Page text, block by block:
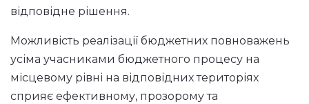
відповідне рішення.
Можливість реалізації бюджетних повноважень
усіма учасниками бюджетного процесу на
місцевому рівні на відповідних територіях
сприяє ефективному, прозорому та